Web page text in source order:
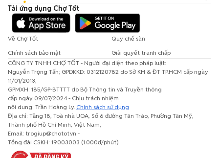
Tải ứng dụng Chợ Tốt
Về Chợ Tốt
Quy chế sàn
Chính sách bảo mật
Giải quyết tranh chấp
CÔNG TY TNHH CHỢ TỐT - Người đại diện theo pháp luật:
Nguyễn Trọng Tấn; GPDKKD: 0312120782 do Sở KH & ĐT TP.HCM cấp ngày
11/01/2013;
GPMXH: 185/GP-BTTTT do Bộ Thông tin và Truyền thông
cấp ngày 09/07/2024 - Chịu trách nhiệm
nội dung: Trần Hoàng Ly. Chính sách sử dụng
Địa chỉ: Tầng 18, Toà nhà UOA, Số 6 đường Tân Trào, Phường Tân Mỹ,
Thành phố Hồ Chí Minh, Việt Nam;
Email: trogiup@chotot.vn -
Tổng đài CSKH: 19003003 (1.000đ/phút)